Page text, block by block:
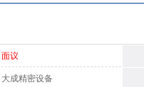
面议
大成精密设备